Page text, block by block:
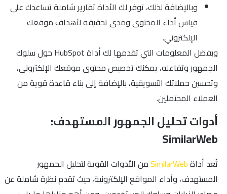
وبالإضافة لذلك، توفر لك الأداة تقارير شاملة تساعدك على
قياس أداء المحتوى ومدى تحقيقه لأهداف موقعك
الإلكتروني.
وبفضل المعلومات التي تقدمها لك أداة HubSpot حول سلوك
الجمهور وتفاعله، يمكنك تخصيص محتوى موقعك الإلكتروني،
وتحسين حملاتك التسويقية، بالإضافة إلى بناء قاعدة قوية من
العملاء المحتملين.
أدوات تحليل الجمهور المستهدف:
SimilarWeb
تُعد أداةSimilarWebمن الأدوات القوية لتحليل الجمهور
المستهدف، وأداء المواقع الإلكترونية، حيث تقدم نظرة شاملة عن